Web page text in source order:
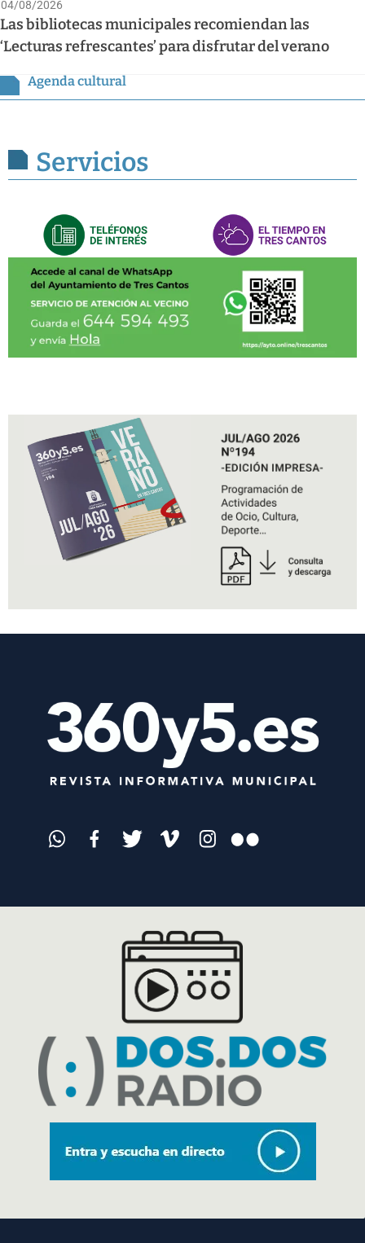
04/08/2026
Las bibliotecas municipales recomiendan las
‘Lecturas refrescantes’ para disfrutar del verano
Agenda cultural
Servicios